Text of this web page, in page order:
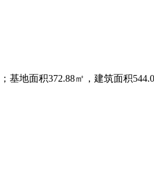
地面积372.88㎡，建筑面积